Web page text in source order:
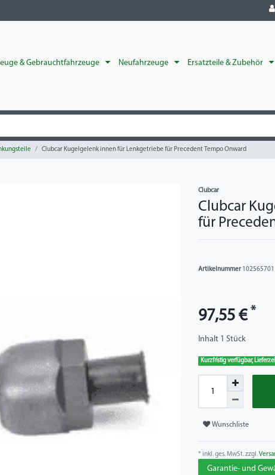
& Gebrauchtfahrzeuge Neufahrzeuge Ersatzteile & Zubehör
Clubcar Kugelgelenk innen für Lenkgetriebe für Precedent Tempo Onward
Clubcar
Clubcar
für
Artikelnummer 102565701
97,55 € *
Inhalt 1 Stück
Kurzfristig verfügbar,
Wunschliste
* inkl. ges. MwSt. zzgl.
Garantie- und